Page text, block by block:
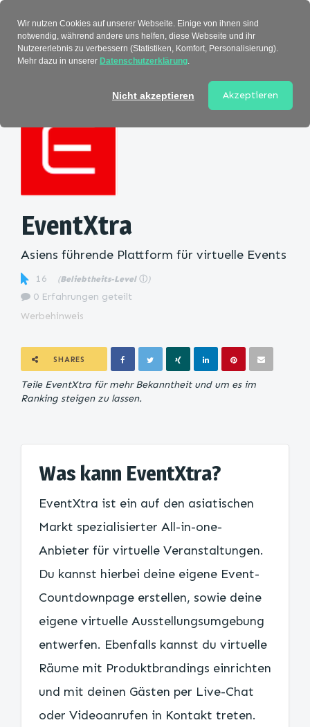
EventXtra
Asiens führende Plattform für virtuelle Events
16 (Beliebtheits-Level ⓘ )
0 Erfahrungen geteilt
Werbehinweis
SHARES
Teile EventXtra für mehr Bekanntheit und um es im
Ranking steigen zu lassen.
Was kann EventXtra?
EventXtra ist ein auf den asiatischen
Markt spezialisierter All-in-one-
Anbieter für virtuelle Veranstaltungen.
Du kannst hierbei deine eigene Event-
Countdownpage erstellen, sowie deine
eigene virtuelle Ausstellungsumgebung
entwerfen. Ebenfalls kannst du virtuelle
Räume mit Produktbrandings einrichten
und mit deinen Gästen per Live-Chat
oder Videoanrufen in Kontakt treten.
Wir nutzen Cookies auf unserer Webseite. Einige von ihnen sind
notwendig, während andere uns helfen, diese Webseite und ihr
Nutzererlebnis zu verbessern (Statistiken, Komfort, Personalisierung).
Mehr dazu in unserer Datenschutzerklärung.
Nicht akzeptieren Akzeptieren